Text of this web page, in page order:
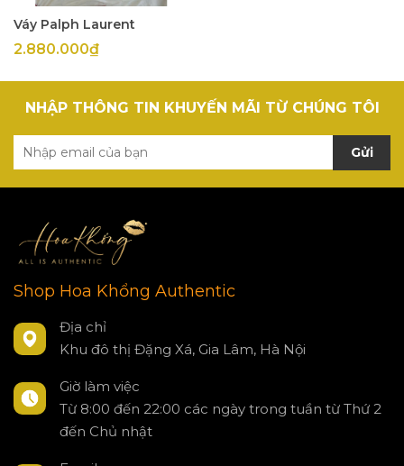
Váy Palph Laurent
2.880.000₫
NHẬP THÔNG TIN KHUYẾN MÃI TỪ CHÚNG TÔI
Gửi
Shop Hoa Khổng Authentic
Địa chỉ
Khu đô thị Đặng Xá, Gia Lâm, Hà Nội
Giờ làm việc
Từ 8:00 đến 22:00 các ngày trong tuần từ Thứ 2
đến Chủ nhật